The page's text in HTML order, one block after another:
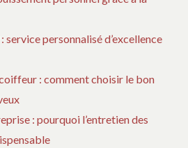
service personnalisé d’excellence
: comment choisir le bon
: pourquoi l’entretien des